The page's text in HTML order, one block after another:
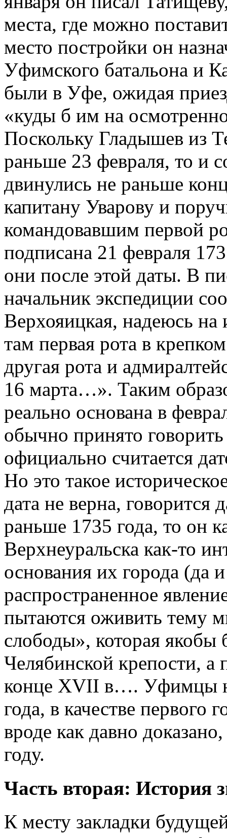
места, где можно
место постройки он
Уфимского батальона и
были в Уфе, ожидая
«куды б им на
Поскольку Гладышев из
раньше 23 февраля, то и
двинулись не раньше
капитану Уварову и
командовавшим первой
подписана 21 февраля
они после этой даты. В
начальник экспедиции
Верхояицкая, надеюсь на
там первая рота в
другая рота и
16 марта…». Таким
реально основана в
обычно принято
официально считается
Но это такое
дата не верна, говорится
раньше 1735 года, то он
Верхнеуральска как-то
основания их города (да
распространенное
пытаются оживить тему
слободы», которая
Челябинской крепости, а
конце XVII в…. Уфимцы
года, в качестве первого
вроде как давно
году.
Часть вторая: История
К месту закладки